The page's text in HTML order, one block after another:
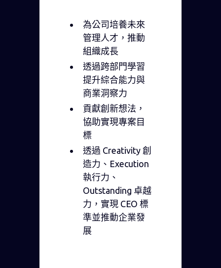
為公司培養未來
管理人才，推動
組織成長
透過跨部門學習
提升綜合能力與
商業洞察力
貢獻創新想法，
協助實現專案目
標
透過 Creativity 創
造力、Execution
執行力、
Outstanding 卓越
力，實現 CEO 標
準並推動企業發
展